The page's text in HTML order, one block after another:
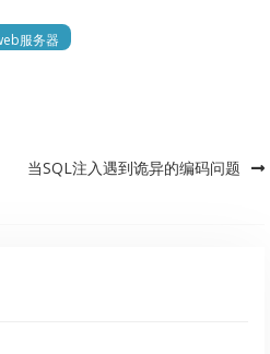
服务器
当SQL注入遇到诡异的编码问题